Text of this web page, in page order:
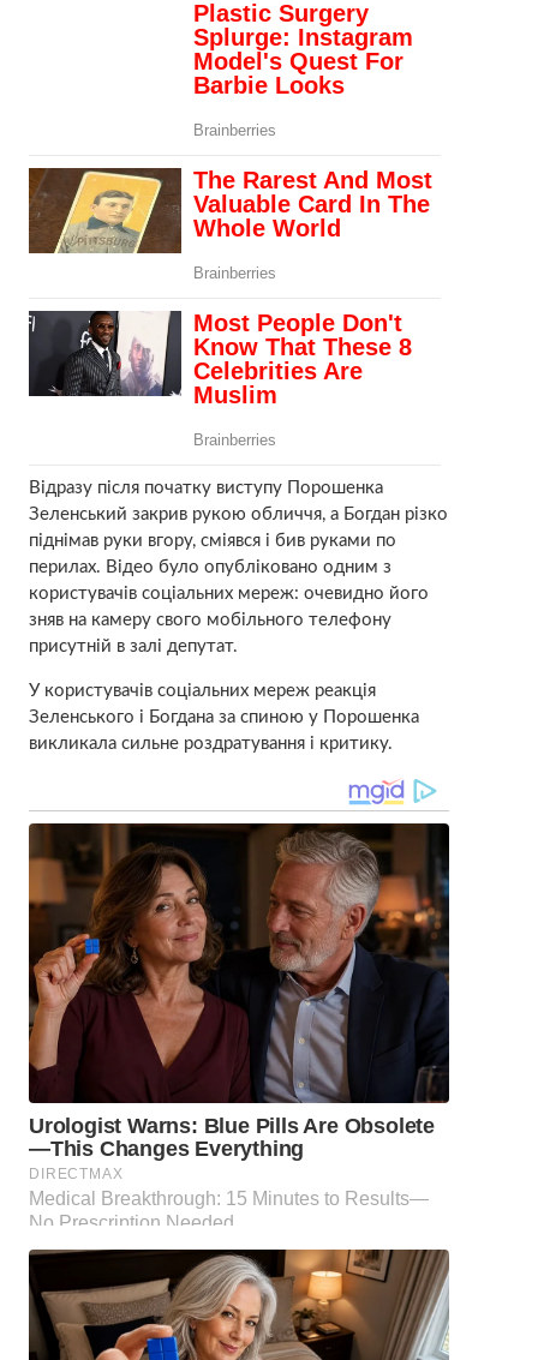
Відразу після початку виступу Порошенка
Зеленський закрив рукою обличчя, а Богдан різко
піднімав руки вгору, сміявся і бив руками по
перилах. Відео було опубліковано одним з
користувачів соціальних мереж: очевидно його
зняв на камеру свого мобільного телефону
присутній в залі депутат.
У користувачів соціальних мереж реакція
Зеленського і Богдана за спиною у Порошенка
викликала сильне роздратування і критику.